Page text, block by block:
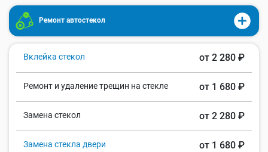
Ремонт автостекол
Вклейка стекол от 2 280 ₽
Ремонт и удаление трещин на стекле от 1 680 ₽
Замена стекол от 2 280 ₽
Замена стекла двери от 1 680 ₽